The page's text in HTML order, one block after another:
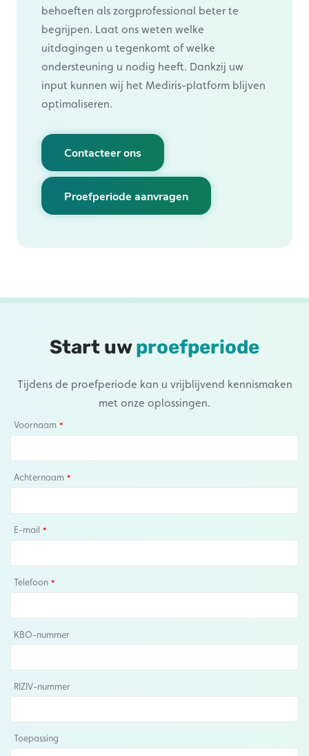
behoeften als zorgprofessional beter te
begrijpen. Laat ons weten welke
uitdagingen u tegenkomt of welke
ondersteuning u nodig heeft. Dankzij uw
input kunnen wij het Mediris-platform blijven
optimaliseren.
Contacteer ons
Proefperiode aanvragen
Start uwproefperiode
Tijdens de proefperiode kan u vrijblijvend kennismaken
met onze oplossingen.
Voornaam
Achternaam
E-mail
Telefoon
KBO-nummer
RIZIV-nummer
Toepassing